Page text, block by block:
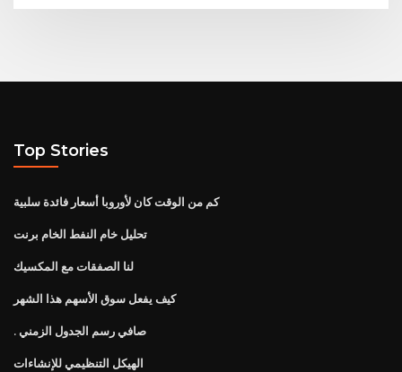
Top Stories
كم من الوقت كان لأوروبا أسعار فائدة سلبية
تحليل خام النفط الخام برنت
لنا الصفقات مع المكسيك
كيف يفعل سوق الأسهم هذا الشهر
. صافي رسم الجدول الزمني
الهيكل التنظيمي للإنشاءات